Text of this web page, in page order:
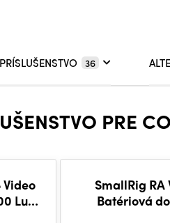
PRÍSLUŠENSTVO 36
PRE
Video
Lux
SmallRig RA
Batériová